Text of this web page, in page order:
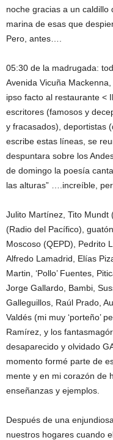
noche gracias a un
marina de esas que
Pero, antes….
05:30 de la madrugada:
Avenida Vicuña
ipso facto al restaurante <
escritores (famosos y
y fracasados), deportistas
escribe estas líneas, se
despuntara sobre los
de domingo la poesía
las alturas” ….increíble,
Julito Martínez, Tito Mundt
(Radio del Pacífico),
Moscoso (QEPD), Pedrito
Alfredo Lamadrid, Elías
Martin, ‘Pollo’ Fuentes,
Jorge Gallardo, Bambi,
Galleguillos, Raúl Prado,
Valdés (mi muy ‘porteño’
Ramírez, y los
desaparecido y olvidado
momento formé parte de
mente y en mi corazón de
enseñanzas y ejemplos.
Después de una
nuestros hogares cuando